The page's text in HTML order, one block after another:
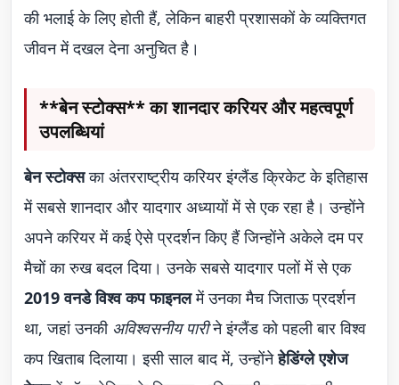
की भलाई के लिए होती हैं, लेकिन बाहरी प्रशासकों के व्यक्तिगत
जीवन में दखल देना अनुचित है।
**बेन स्टोक्स** का शानदार करियर और महत्वपूर्ण
उपलब्धियां
बेन स्टोक्सका अंतरराष्ट्रीय करियर इंग्लैंड क्रिकेट के इतिहास
में सबसे शानदार और यादगार अध्यायों में से एक रहा है। उन्होंने
अपने करियर में कई ऐसे प्रदर्शन किए हैं जिन्होंने अकेले दम पर
मैचों का रुख बदल दिया। उनके सबसे यादगार पलों में से एक
2019 वनडे विश्व कप फाइनलमें उनका मैच जिताऊ प्रदर्शन
था, जहां उनकी अविश्वसनीय पारीने इंग्लैंड को पहली बार विश्व
कप खिताब दिलाया। इसी साल बाद में, उन्होंनेहेडिंग्ले एशेज